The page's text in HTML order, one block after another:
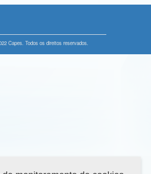
Capes. Todos os direitos reservados.